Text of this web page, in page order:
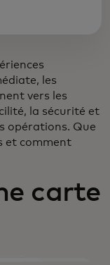
les
vers les
la sécurité et
opérations. Que
et comment
carte